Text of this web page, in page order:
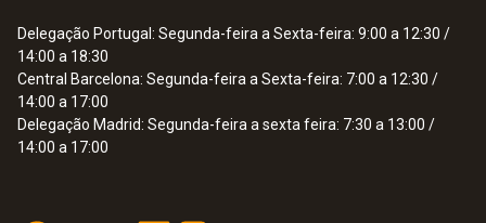
Delegação Portugal: Segunda-feira a Sexta-feira: 9:00 a 12:30 /
14:00 a 18:30
Central Barcelona: Segunda-feira a Sexta-feira: 7:00 a 12:30 /
14:00 a 17:00
Delegação Madrid: Segunda-feira a sexta feira: 7:30 a 13:00 /
14:00 a 17:00